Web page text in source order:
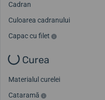
Cadran
Culoarea cadranului
Capac cu filet
Curea
Materialul curelei
Cataramă